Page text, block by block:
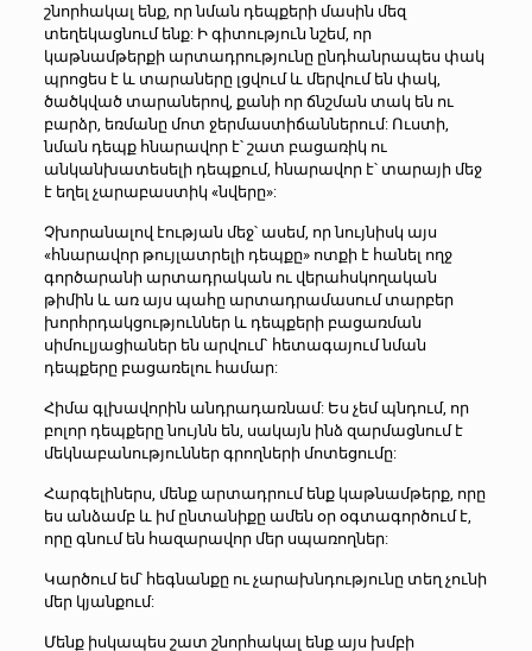
շնորհակալ ենք, որ նման դեպքերի մասին մեզ
տեղեկացնում ենք: Ի գիտություն նշեմ, որ
կաթնամթերքի արտադրությունը ընդհանրապես փակ
պրոցես է և տարաները լցվում և մերվում են փակ,
ծածկված տարաներով, քանի որ ճնշման տակ են ու
բարձր, եռմանը մոտ ջերմաստիճաններում: Ուստի,
նման դեպք հնարավոր է՝ շատ բացառիկ ու
անկանխատեսելի դեպքում, հնարավոր է՝ տարայի մեջ
է եղել չարաբաստիկ «նվերը»:
Չխորանալով էության մեջ՝ ասեմ, որ նույնիսկ այս
«հնարավոր թույլատրելի դեպքը» ոտքի է հանել ողջ
գործարանի արտադրական ու վերահսկողական
թիմին և առ այս պահը արտադրամասում տարբեր
խորհրդակցություններ և դեպքերի բացառման
սիմուլյացիաներ են արվում` հետագայում նման
դեպքերը բացառելու համար:
Հիմա գլխավորին անդրադառնամ: Ես չեմ պնդում, որ
բոլոր դեպքերը նույնն են, սակայն ինձ զարմացնում է
մեկնաբանություններ գրողների մոտեցումը:
Հարգելիներս, մենք արտադրում ենք կաթնամթերք, որը
ես անձամբ և իմ ընտանիքը ամեն օր օգտագործում է,
որը գնում են հազարավոր մեր սպառողներ:
Կարծում եմ՝ հեգնանքը ու չարախնդությունը տեղ չունի
մեր կյանքում:
Մենք իսկապես շատ շնորհակալ ենք այս խմբի